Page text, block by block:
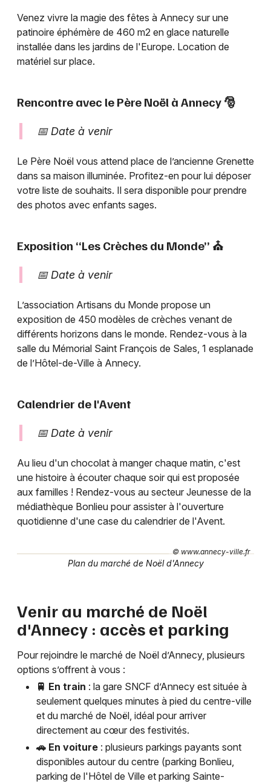
Venez vivre la magie des fêtes à Annecy sur une
patinoire éphémère de 460 m2 en glace naturelle
installée dans les jardins de l'Europe. Location de
matériel sur place.
Rencontre avec le Père Noël à Annecy 🎅
📅 Date à venir
Le Père Noël vous attend place de l’ancienne Grenette
dans sa maison illuminée. Profitez-en pour lui déposer
votre liste de souhaits. Il sera disponible pour prendre
des photos avec enfants sages.
Exposition “Les Crèches du Monde” ⛪
📅 Date à venir
L’association Artisans du Monde propose un
exposition de 450 modèles de crèches venant de
différents horizons dans le monde. Rendez-vous à la
salle du Mémorial Saint François de Sales, 1 esplanade
de l’Hôtel-de-Ville à Annecy.
Calendrier de l'Avent
📅 Date à venir
Au lieu d'un chocolat à manger chaque matin, c'est
une histoire à écouter chaque soir qui est proposée
aux familles ! Rendez-vous au secteur Jeunesse de la
médiathèque Bonlieu pour assister à l'ouverture
quotidienne d'une case du calendrier de l'Avent.
© www.annecy-ville.fr
Plan du marché de Noël d'Annecy
Venir au marché de Noël
d'Annecy : accès et parking
Pour rejoindre le marché de Noël d’Annecy, plusieurs
options s’offrent à vous :
🚆 En train : la gare SNCF d’Annecy est située à
seulement quelques minutes à pied du centre-ville
et du marché de Noël, idéal pour arriver
directement au cœur des festivités.
🚗 En voiture : plusieurs parkings payants sont
disponibles autour du centre (parking Bonlieu,
parking de l'Hôtel de Ville et parking Sainte-